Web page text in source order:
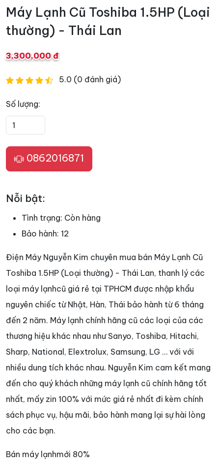
Máy Lạnh Cũ Toshiba 1.5HP (Loại
thường) - Thái Lan
3,300,000 đ
5.0 (0 đánh giá)
Số lượng:
0862016871
Nỗi bật:
Tình trạng: Còn hàng
Bảo hành: 12
Điện Máy Nguyễn Kim chuyên mua bán Máy Lạnh Cũ
Toshiba 1.5HP (Loại thường) - Thái Lan, thanh lý các
loại máy lạnhcũ giá rẻ tại TPHCM được nhập khẩu
nguyên chiếc từ Nhật, Hàn, Thái bảo hành từ 6 tháng
đến 2 năm. Máy lạnh chính hãng cũ các loại của các
thương hiệu khác nhau như Sanyo, Toshiba, Hitachi,
Sharp, National, Elextrolux, Samsung, LG … với với
nhiều dung tích khác nhau. Nguyễn Kim cam kết mang
đến cho quý khách những máy lạnh cũ chính hãng tốt
nhất, mấy zin 100% với mức giá rẻ nhất đi kèm chính
sách phục vụ, hậu mãi, bảo hành mang lại sự hài lòng
cho các bạn.
Bán máy lạnhmới 80%